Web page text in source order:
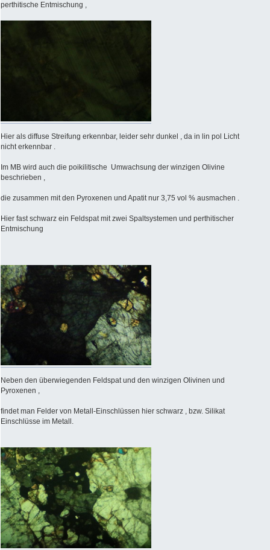
perthitische Entmischung ,
Hier als diffuse Streifung erkennbar, leider sehr dunkel , da in lin pol Licht
nicht erkennbar .
Im MB wird auch die poikilitische Umwachsung der winzigen Olivine
beschrieben ,
die zusammen mit den Pyroxenen und Apatit nur 3,75 vol % ausmachen .
Hier fast schwarz ein Feldspat mit zwei Spaltsystemen und perthitischer
Entmischung
Neben den überwiegenden Feldspat und den winzigen Olivinen und
Pyroxenen ,
findet man Felder von Metall-Einschlüssen hier schwarz , bzw. Silikat
Einschlüsse im Metall.